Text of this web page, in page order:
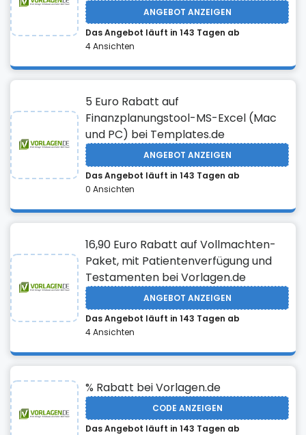
ANGEBOT ANZEIGEN
Das Angebot läuft in 143 Tagen ab
4 Ansichten
5 Euro Rabatt auf
Finanzplanungstool-MS-Excel (Mac
und PC) bei Templates.de
ANGEBOT ANZEIGEN
Das Angebot läuft in 143 Tagen ab
0 Ansichten
16,90 Euro Rabatt auf Vollmachten-
Paket, mit Patientenverfügung und
Testamenten bei Vorlagen.de
ANGEBOT ANZEIGEN
Das Angebot läuft in 143 Tagen ab
4 Ansichten
% Rabatt bei Vorlagen.de
CODE ANZEIGEN
Das Angebot läuft in 143 Tagen ab